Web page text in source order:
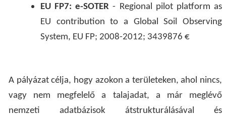
EU FP7: e-SOTER - Regional pilot platform as
EU contribution to a Global Soil Observing
System, EU FP; 2008-2012; 3439876 €
A pályázat célja, hogy azokon a területeken, ahol nincs,
vagy nem megfelelő a talajadat, a már meglévő
nemzeti adatbázisok átstrukturálásával és